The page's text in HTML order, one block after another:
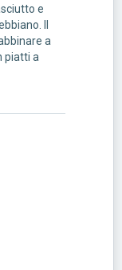
e
Il
a
piatti a